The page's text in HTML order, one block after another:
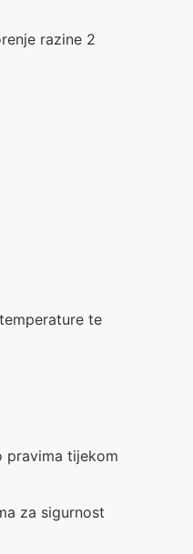
razine 2
te
pravima tijekom
za sigurnost